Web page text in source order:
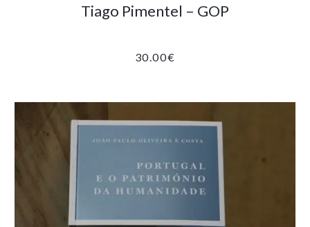
Tiago Pimentel – GOP
30.00€